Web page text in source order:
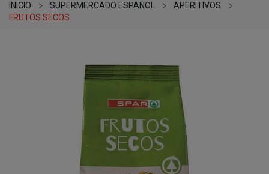
INICIO SUPERMERCADO ESPAÑOL
APERITIVOS
FRUTOS SECOS